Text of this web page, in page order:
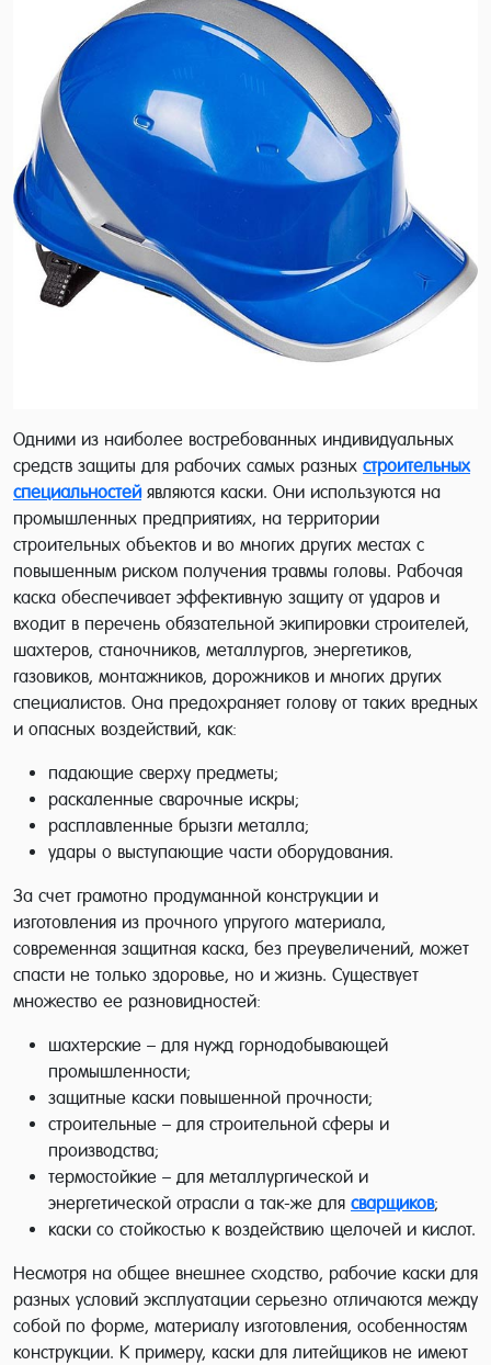
Одними из наиболее востребованных индивидуальных
средств защиты для рабочих самых разных строительных
специальностейявляются каски. Они используются на
промышленных предприятиях, на территории
строительных объектов и во многих других местах с
повышенным риском получения травмы головы. Рабочая
каска обеспечивает эффективную защиту от ударов и
входит в перечень обязательной экипировки строителей,
шахтеров, станочников, металлургов, энергетиков,
газовиков, монтажников, дорожников и многих других
специалистов. Она предохраняет голову от таких вредных
и опасных воздействий, как:
падающие сверху предметы;
раскаленные сварочные искры;
расплавленные брызги металла;
удары о выступающие части оборудования.
За счет грамотно продуманной конструкции и
изготовления из прочного упругого материала,
современная защитная каска, без преувеличений, может
спасти не только здоровье, но и жизнь. Существует
множество ее разновидностей:
шахтерские – для нужд горнодобывающей
промышленности;
защитные каски повышенной прочности;
строительные – для строительной сферы и
производства;
термостойкие – для металлургической и
энергетической отрасли а так-же для сварщиков;
каски со стойкостью к воздействию щелочей и кислот.
Несмотря на общее внешнее сходство, рабочие каски для
разных условий эксплуатации серьезно отличаются между
собой по форме, материалу изготовления, особенностям
конструкции. К примеру, каски для литейщиков не имеют